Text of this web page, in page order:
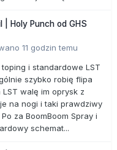
| Holy Punch od GHS
11 godzin temu
i standardowe LST
szybko robię flipa
walę im oprysk z
na nogi i taki prawdziwy
za BoomBoom Spray i
schemat...